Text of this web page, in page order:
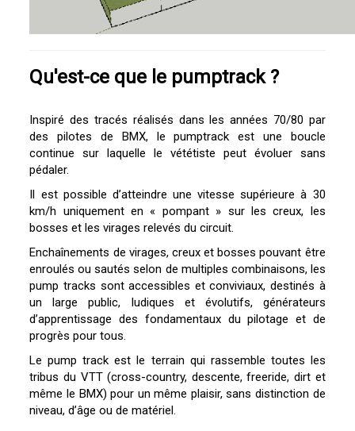
Qu'est-ce que le pumptrack ?
Inspiré des tracés réalisés dans les années 70/80 par
des pilotes de BMX, le pumptrack est une boucle
continue sur laquelle le vététiste peut évoluer sans
pédaler.
Il est possible d’atteindre une vitesse supérieure à 30
km/h uniquement en « pompant » sur les creux, les
bosses et les virages relevés du circuit.
Enchaînements de virages, creux et bosses pouvant être
enroulés ou sautés selon de multiples combinaisons, les
pump tracks sont accessibles et conviviaux, destinés à
un large public, ludiques et évolutifs, générateurs
d’apprentissage des fondamentaux du pilotage et de
progrès pour tous.
Le pump track est le terrain qui rassemble toutes les
tribus du VTT (cross-country, descente, freeride, dirt et
même le BMX) pour un même plaisir, sans distinction de
niveau, d’âge ou de matériel.